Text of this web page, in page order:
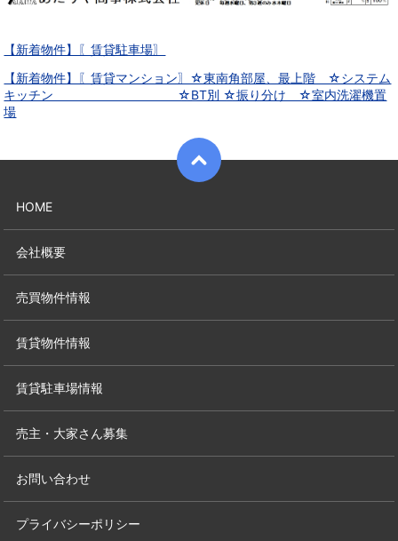
【新着物件】〖賃貸駐車場〗
【新着物件】〖賃貸マンション〗☆東南角部屋、最上階 ☆システム
キッチン ☆BT別 ☆振り分け ☆室内洗濯機置
場
HOME
会社概要
売買物件情報
賃貸物件情報
賃貸駐車場情報
売主・大家さん募集
お問い合わせ
プライバシーポリシー